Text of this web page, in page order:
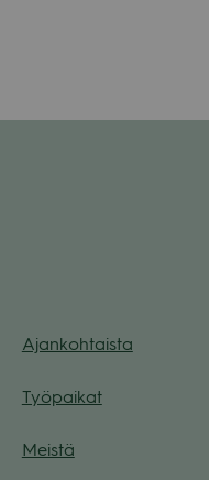
Ajan­koh­taista
Työ­pai­kat
Meistä